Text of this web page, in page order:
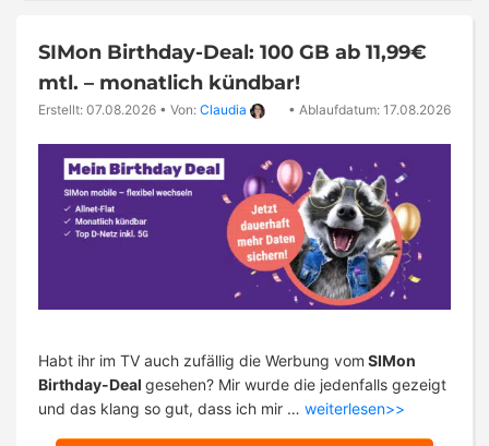
SIMon Birthday-Deal: 100 GB ab 11,99€
mtl. – monatlich kündbar!
Erstellt: 07.08.2026 • Von: Claudia • Ablaufdatum: 17.08.2026
Habt ihr im TV auch zufällig die Werbung vom SIMon
Birthday-Deal gesehen? Mir wurde die jedenfalls gezeigt
und das klang so gut, dass ich mir … weiterlesen>>